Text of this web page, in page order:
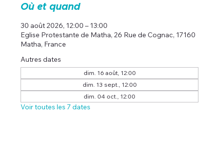
Où et quand
30 août 2026, 12:00 – 13:00
Eglise Protestante de Matha, 26 Rue de Cognac, 17160
Matha, France
Autres dates
dim. 16 août, 12:00
dim. 13 sept., 12:00
dim. 04 oct., 12:00
Voir toutes les 7 dates